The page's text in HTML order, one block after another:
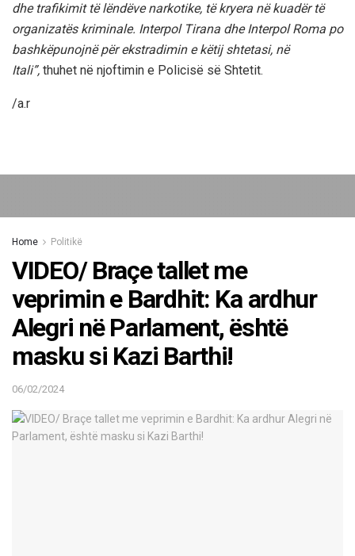
dhe trafikimit të lëndëve narkotike, të kryera në kuadër të
organizatës kriminale. Interpol Tirana dhe Interpol Roma po
bashkëpunojnë për ekstradimin e këtij shtetasi, në
Itali”, thuhet në njoftimin e Policisë së Shtetit.
/a.r
Home Politikë
VIDEO/ Braçe tallet me
veprimin e Bardhit: Ka ardhur
Alegri në Parlament, është
masku si Kazi Barthi!
06/02/2024